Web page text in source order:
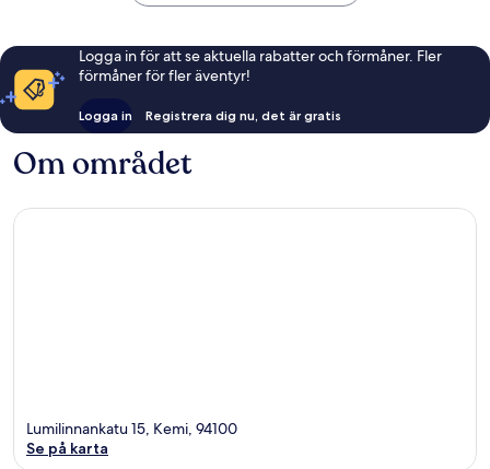
Logga in för att se aktuella rabatter och förmåner. Fler
förmåner för fler äventyr!
Logga in Registrera dig nu, det är gratis
Om området
Lumilinnankatu 15, Kemi, 94100
Se på karta